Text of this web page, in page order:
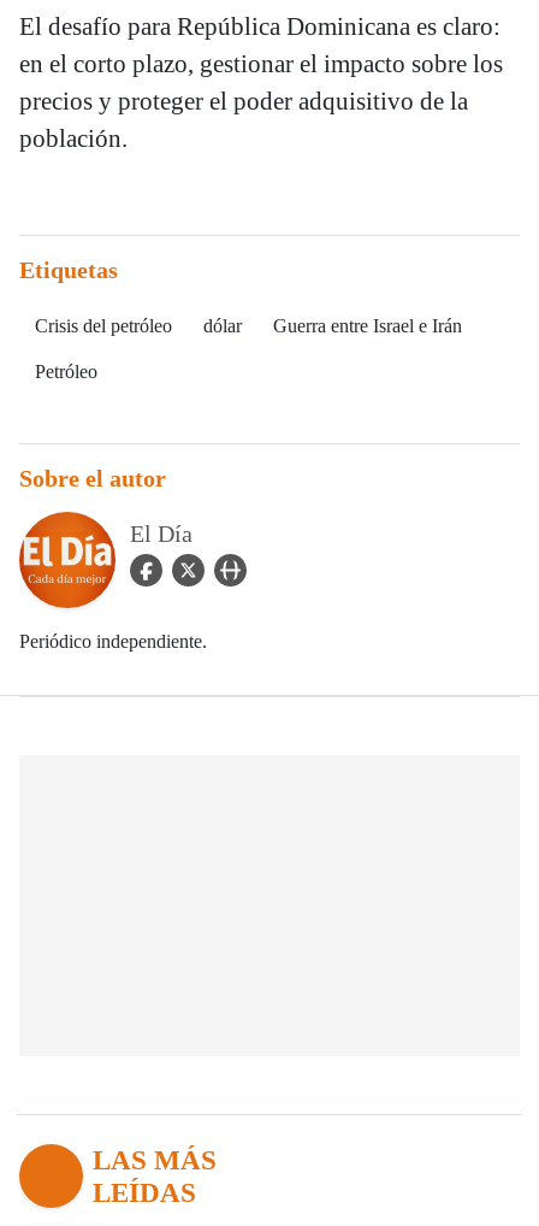
El desafío para República Dominicana es claro:
en el corto plazo, gestionar el impacto sobre los
precios y proteger el poder adquisitivo de la
población.
Etiquetas
Crisis del petróleo dólar Guerra entre Israel e Irán
Petróleo
Sobre el autor
El Día
facebook Icon
twitter Iconuser_url Icon
Periódico independiente.
LAS MÁS
LEÍDAS